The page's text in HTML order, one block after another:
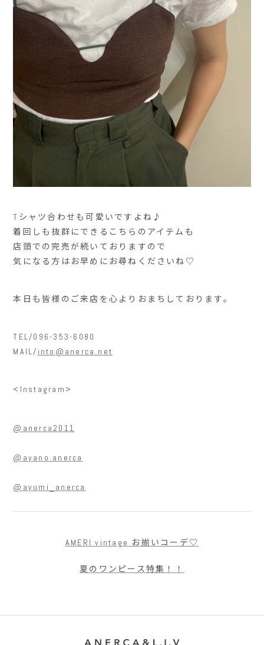
Tシャツ合わせも可愛いですよね♪
着回しも抜群にできるこちらのアイテムも
店頭での完売が続いておりますので
気になる方はお早めにお尋ねくださいね♡
本日も皆様のご来店を心よりおまちしております。
TEL/096-353-6080
MAIL/ into@anerca.net
<Instagram>
@anerca2011
@ayano.anerca
@ayumi_anerca
AMERI vintage お揃いコーデ♡
夏のワンピース特集！！